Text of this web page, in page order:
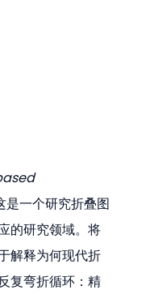
一个研究折叠图
的研究领域。将
解释为何现代折
复弯折循环：精